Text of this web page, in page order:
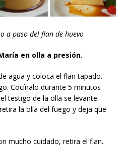
a paso del flan de huevo
en olla a presión.
agua y coloca el flan tapado.
Cocínalo durante 5 minutos
testigo de la olla se levante.
la olla del fuego y deja que
mucho cuidado, retira el flan.